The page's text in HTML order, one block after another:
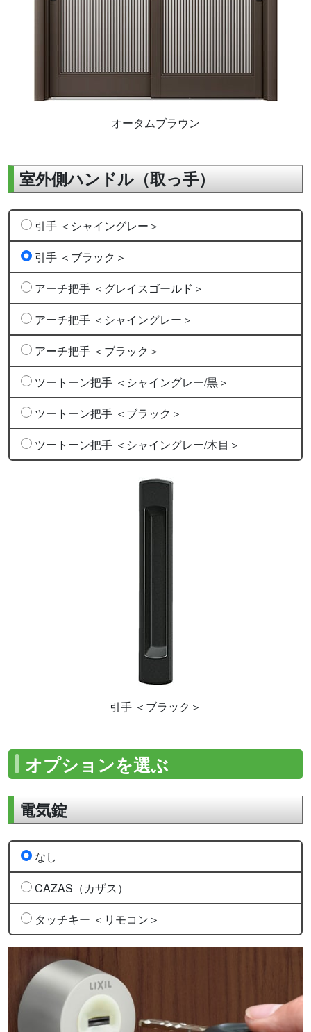
オータムブラウン
室外側ハンドル（取っ手）
引手 ＜ブラック＞
引手 ＜シャイングレー＞
引手 ＜ブラック＞
アーチ把手 ＜グレイスゴールド＞
アーチ把手 ＜シャイングレー＞
アーチ把手 ＜ブラック＞
ツートーン把手 ＜シャイングレー/黒＞
ツートーン把手 ＜ブラック＞
ツートーン把手 ＜シャイングレー/木目＞
オプションを選ぶ
電気錠
なし
CAZAS（カザス）
タッチキー ＜リモコン＞